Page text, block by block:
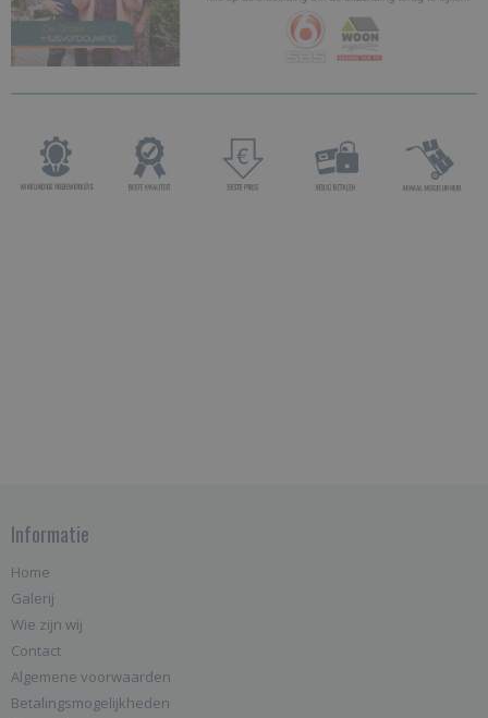
Informatie
Home
Galerij
Wie zijn wij
Contact
Algemene voorwaarden
Betalingsmogelijkheden